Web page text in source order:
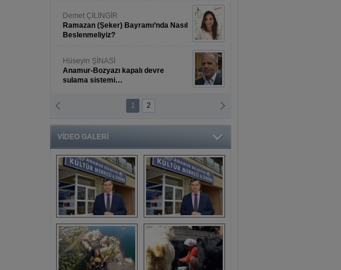
Demet ÇİLİNGİR
Ramazan (Şeker) Bayramı’nda Nasıl
Beslenmeliyiz?
Hüseyin ŞİNASİ
Anamur-Bozyazı kapalı devre
sulama sistemi…
Bünyesinde Bahar Şöleni
1 2
VİDEO GALERİ
Başkan Türe'den
sansür açıklaması
Mahsun
Kırmızıgül’ün
filmine başkan
Mehmet Türe’den
sansür!